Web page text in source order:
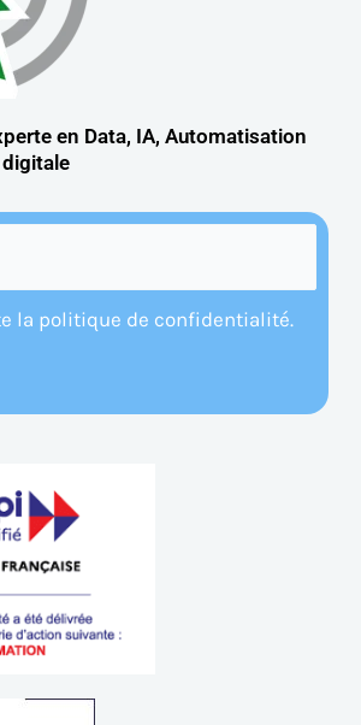
en Data, IA, Automatisation
la politique de confidentialité.